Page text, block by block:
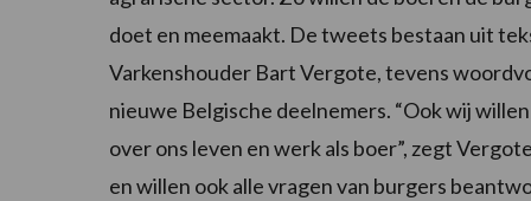
doet en meemaakt. De tweets bestaan uit
Varkenshouder Bart Vergote, tevens
nieuwe Belgische deelnemers. “Ook wij
over ons leven en werk als boer”, zegt
en willen ook alle vragen van burgers